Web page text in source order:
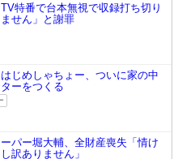
特番で台本無視で収録打ち切り
ません」と謝罪
じめしゃちょー、ついに家の中
ーをつくる
パー堀大輔、全財産喪失「情け
訳ありません」